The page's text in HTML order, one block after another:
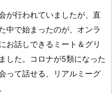
が行われていましたが、直
中で始まったのが、オンラ
お話しできるミート＆グリ
した。コロナが5類になった
って話せる、リアルミーグ